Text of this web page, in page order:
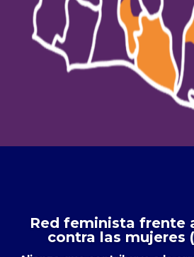
Red feminista frente
contra las mujeres